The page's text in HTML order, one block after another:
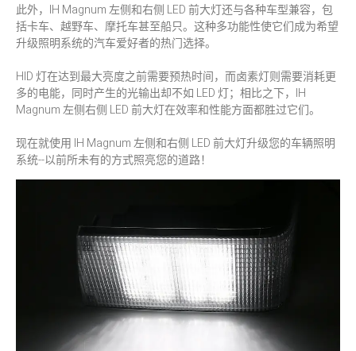
此外，IH Magnum 左侧和右侧 LED 前大灯还与各种车型兼容，包
括卡车、越野车、摩托车甚至船只。这种多功能性使它们成为希望
升级照明系统的汽车爱好者的热门选择。
HID 灯在达到最大亮度之前需要预热时间，而卤素灯则需要消耗更
多的电能，同时产生的光输出却不如 LED 灯；相比之下，IH
Magnum 左侧右侧 LED 前大灯在效率和性能方面都胜过它们。
现在就使用 IH Magnum 左侧和右侧 LED 前大灯升级您的车辆照明
系统--以前所未有的方式照亮您的道路！